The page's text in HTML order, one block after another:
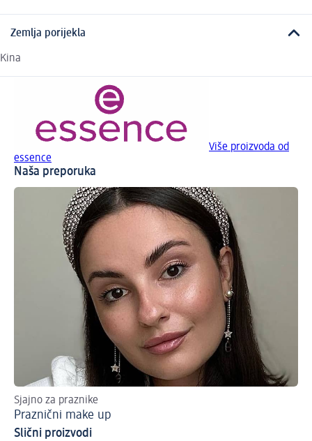
Zemlja porijekla
Kina
Više proizvoda od
essence
Naša preporuka
Sjajno za praznike
Praznični make up
Slični proizvodi